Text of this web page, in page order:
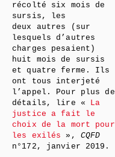
récolté six mois de
sursis, les
deux autres (sur
lesquels d’autres
charges pesaient)
huit mois de sursis
et quatre ferme. Ils
ont tous interjeté
l’appel. Pour plus de
détails, lire « La
justice a fait le
choix de la mort pour
les exilés », CQFD
n°172, janvier 2019.